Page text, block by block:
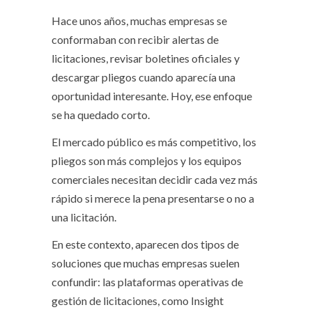
Hace unos años, muchas empresas se
conformaban con recibir alertas de
licitaciones, revisar boletines oficiales y
descargar pliegos cuando aparecía una
oportunidad interesante. Hoy, ese enfoque
se ha quedado corto.
El mercado público es más competitivo, los
pliegos son más complejos y los equipos
comerciales necesitan decidir cada vez más
rápido si merece la pena presentarse o no a
una licitación.
En este contexto, aparecen dos tipos de
soluciones que muchas empresas suelen
confundir: las plataformas operativas de
gestión de licitaciones, como Insight